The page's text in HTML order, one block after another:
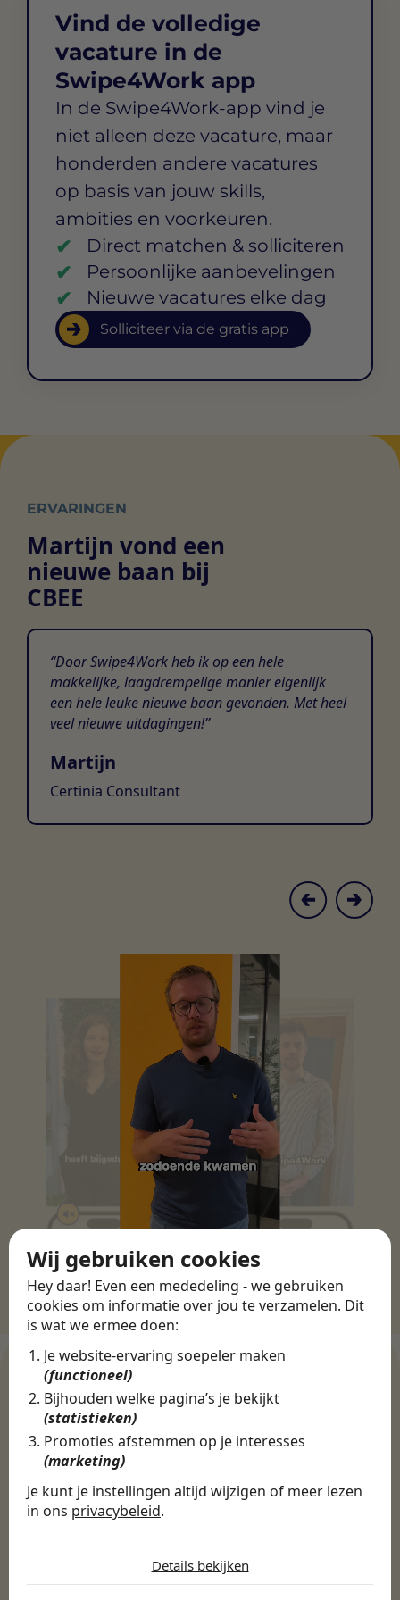
Wij gebruiken cookies
Hey daar! Even een mededeling - we gebruiken
cookies om informatie over jou te verzamelen. Dit
is wat we ermee doen:
Je website-ervaring soepeler maken
(functioneel)
Bijhouden welke pagina’s je bekijkt
(statistieken)
Promoties afstemmen op je interesses
(marketing)
Je kunt je instellingen altijd wijzigen of meer lezen
in ons privacybeleid.
Noodzakelijk
Details bekijken
Vind de volledige
vacature in de
Swipe4Work app
In de Swipe4Work-app vind je
niet alleen deze vacature, maar
honderden andere vacatures
op basis van jouw skills,
ambities en voorkeuren.
Direct matchen & solliciteren
Persoonlijke aanbevelingen
Nieuwe vacatures elke dag
Solliciteer via de gratis app
ERVARINGEN
Martijn vond een
nieuwe baan bij
CBEE
Door Swipe4Work heb ik op een hele
makkelijke, laagdrempelige manier eigenlijk
een hele leuke nieuwe baan gevonden. Met heel
veel nieuwe uitdagingen!
Martijn
Certinia Consultant
Ontdek meer dan 500+
Techniek, Productie, Logistiek & Groen